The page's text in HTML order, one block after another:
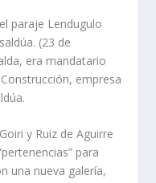
paraje Lendugulo
(23 de
era mandatario
empresa
y Ruiz de Aguirre
para
una nueva galería,